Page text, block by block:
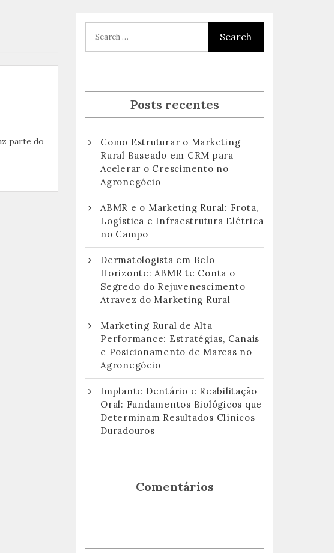
parte do
Posts recentes
Como Estruturar o Marketing
Rural Baseado em CRM para
Acelerar o Crescimento no
Agronegócio
ABMR e o Marketing Rural: Frota,
Logística e Infraestrutura Elétrica
no Campo
Dermatologista em Belo
Horizonte: ABMR te Conta o
Segredo do Rejuvenescimento
Atravez do Marketing Rural
Marketing Rural de Alta
Performance: Estratégias, Canais
e Posicionamento de Marcas no
Agronegócio
Implante Dentário e Reabilitação
Oral: Fundamentos Biológicos que
Determinam Resultados Clínicos
Duradouros
Comentários